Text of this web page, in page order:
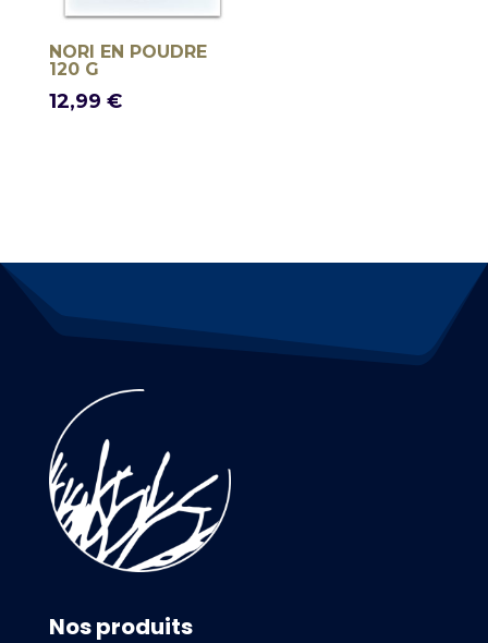
NORI EN POUDRE
120 G
12,99 €
Nos produits